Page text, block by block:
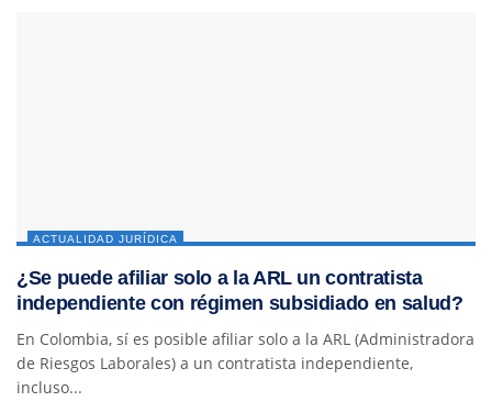
ACTUALIDAD JURÍDICA
¿Se puede afiliar solo a la ARL un contratista
independiente con régimen subsidiado en salud?
En Colombia, sí es posible afiliar solo a la ARL (Administradora
de Riesgos Laborales) a un contratista independiente,
incluso...